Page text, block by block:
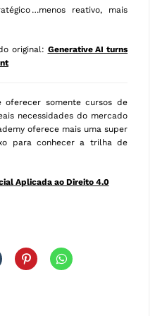
…menos reativo, mais
original: Generative AI turns
oferecer somente cursos de
necessidades do mercado
oferece mais uma super
para conhecer a trilha de
Aplicada ao Direito 4.0